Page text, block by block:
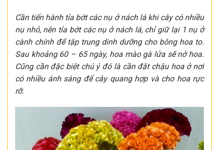
Cần tiến hành tỉa bớt các nụ ở nách lá khi cây có nhiều
nụ nhỏ, nên tỉa bớt các nụ ở nách lá, chỉ giữ lại 1 nụ ở
cành chính để tập trung dinh dưỡng cho bông hoa to.
Sau khoảng 60 – 65 ngày, hoa mào gà lửa sẽ nở hoa.
Cũng cần đặc biệt chú ý đó là cần đặt chậu hoa ở nơi
có nhiều ánh sáng để cây quang hợp và cho hoa rực
rỡ.